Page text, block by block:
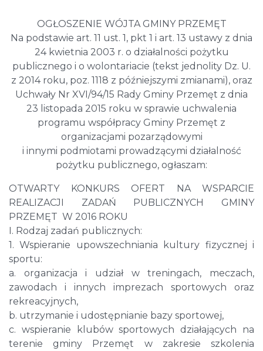
OGŁOSZENIE WÓJTA GMINY PRZEMĘT
Na podstawie art. 11 ust. 1, pkt 1 i art. 13 ustawy z dnia
24 kwietnia 2003 r. o działalności pożytku
publicznego i o wolontariacie (tekst jednolity Dz. U.
z 2014 roku, poz. 1118 z późniejszymi zmianami), oraz
Uchwały Nr XVI/94/15 Rady Gminy Przemęt z dnia
23 listopada 2015 roku w sprawie uchwalenia
programu współpracy Gminy Przemęt z
organizacjami pozarządowymi
i innymi podmiotami prowadzącymi działalność
pożytku publicznego, ogłaszam:
OTWARTY KONKURS OFERT NA WSPARCIE
REALIZACJI ZADAŃ PUBLICZNYCH GMINY
PRZEMĘT W 2016 ROKU
I. Rodzaj zadań publicznych:
1. Wspieranie upowszechniania kultury fizycznej i
sportu:
a. organizacja i udział w treningach, meczach,
zawodach i innych imprezach sportowych oraz
rekreacyjnych,
b. utrzymanie i udostępnianie bazy sportowej,
c. wspieranie klubów sportowych działających na
terenie gminy Przemęt w zakresie szkolenia